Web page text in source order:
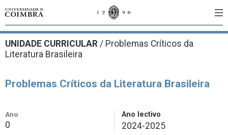
UNIDADE CURRICULAR / Problemas Críticos da
Literatura Brasileira
Problemas Críticos da Literatura Brasileira
Ano
0
Ano lectivo
2024-2025